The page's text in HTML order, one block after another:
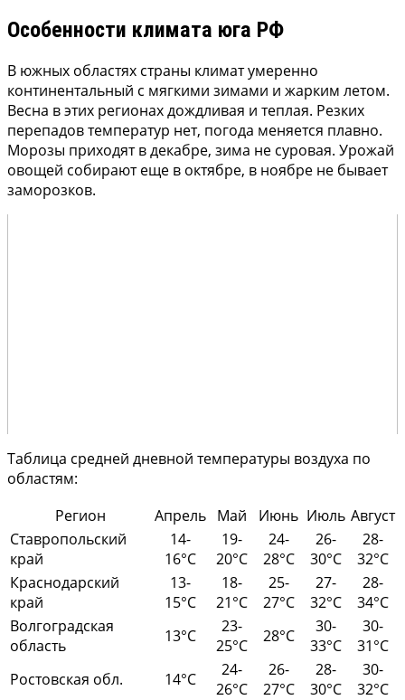
Особенности климата юга РФ
В южных областях страны климат умеренно
континентальный с мягкими зимами и жарким летом.
Весна в этих регионах дождливая и теплая. Резких
перепадов температур нет, погода меняется плавно.
Морозы приходят в декабре, зима не суровая. Урожай
овощей собирают еще в октябре, в ноябре не бывает
заморозков.
Таблица средней дневной температуры воздуха по
областям:
Регион
Апрель Май Июнь Июль Август
Ставропольский
край
14-
16°С
19-
20°С
24-
28°С
26-
30°С
28-
32°С
Краснодарский
край
13-
15°С
18-
21°С
25-
27°С
27-
32°С
28-
34°С
Волгоградская
область
13°С
23-
25°С
28°С
30-
33°С
30-
31°С
Ростовская обл.
14°С
24-
26°С
26-
27°С
28-
30°С
30-
32°С